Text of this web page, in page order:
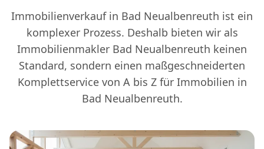
Immobilienverkauf in Bad Neualbenreuth ist ein
komplexer Prozess. Deshalb bieten wir als
Immobilienmakler Bad Neualbenreuth keinen
Standard, sondern einen maßgeschneiderten
Komplettservice von A bis Z für Immobilien in
Bad Neualbenreuth.